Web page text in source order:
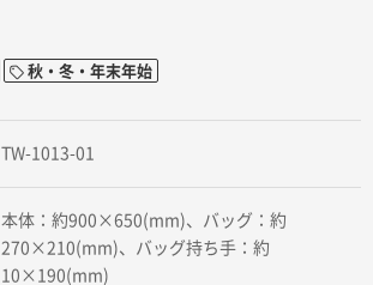
秋・冬・年末年始
TW-1013-01
本体：約900×650(mm)、バッグ：約
270×210(mm)、バッグ持ち手：約
10×190(mm)